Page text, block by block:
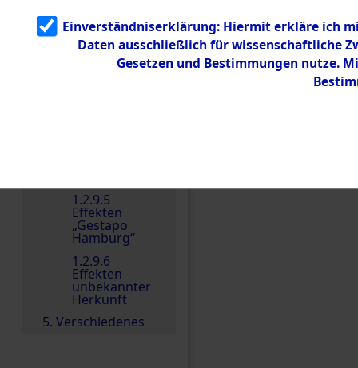
Landesentsch
ädigungsamt
1.2.9.5
Effekten
„Gestapo
Hamburg“
1.2.9.6
Effekten
unbekannter
Herkunft
5. Verschiedenes
Einverständniserklärung: Hiermit erkläre ich
Daten ausschließlich für wissenschaftliche
Gesetzen und Bestimmungen nutze.